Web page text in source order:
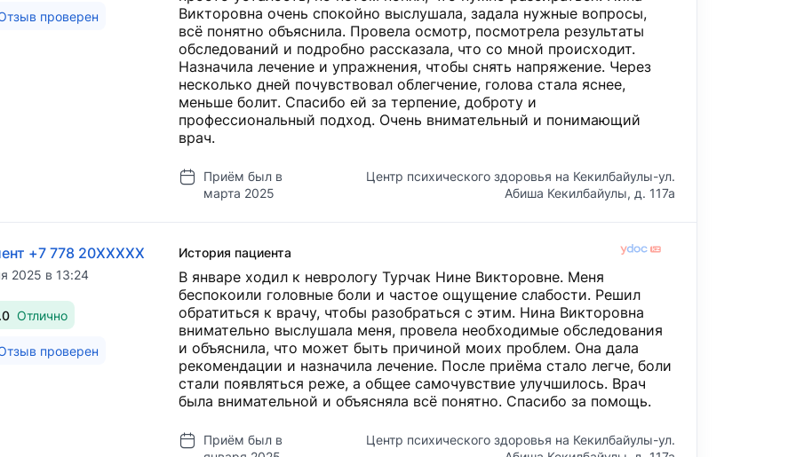
проверен
Викторовна очень спокойно выслушала, задала нужные вопросы,
всё понятно объяснила. Провела осмотр, посмотрела результаты
обследований и подробно рассказала, что со мной происходит.
Назначила лечение и упражнения, чтобы снять напряжение. Через
несколько дней почувствовал облегчение, голова стала яснее,
меньше болит. Спасибо ей за терпение, доброту и
профессиональный подход. Очень внимательный и понимающий
врач.
Приём был в
марта 2025
Центр психического здоровья на Кекилбайулы-ул.
Абиша Кекилбайулы, д. 117а
+7 778 20XXXXX
2025 в 13:24
Отлично
проверен
История пациента
В январе ходил к неврологу Турчак Нине Викторовне. Меня
беспокоили головные боли и частое ощущение слабости. Решил
обратиться к врачу, чтобы разобраться с этим. Нина Викторовна
внимательно выслушала меня, провела необходимые обследования
и объяснила, что может быть причиной моих проблем. Она дала
рекомендации и назначила лечение. После приёма стало легче, боли
стали появляться реже, а общее самочувствие улучшилось. Врач
была внимательной и объясняла всё понятно. Спасибо за помощь.
Приём был в
Центр психического здоровья на Кекилбайулы-ул.